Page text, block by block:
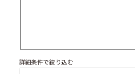
詳細条件で絞り込む